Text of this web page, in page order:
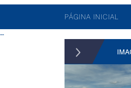
PÁGINA INICIAL
--